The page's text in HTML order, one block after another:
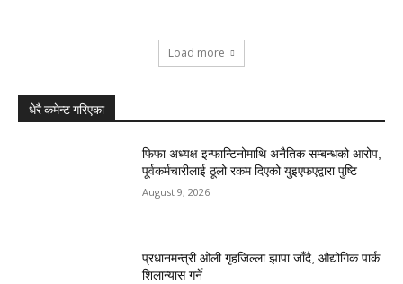
Load more
धेरै कमेन्ट गरिएका
फिफा अध्यक्ष इन्फान्टिनोमाथि अनैतिक सम्बन्धको आरोप,
पूर्वकर्मचारीलाई ठूलो रकम दिएको युइएफएद्वारा पुष्टि
August 9, 2026
प्रधानमन्त्री ओली गृहजिल्ला झापा जाँदै, औद्योगिक पार्क
शिलान्यास गर्ने